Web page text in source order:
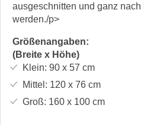
ausgeschnitten und ganz
werden./p>
Größenangaben:
(Breite x Höhe)
Klein: 90 x 57 cm
Mittel: 120 x 76cm
Groß: 160 x 100cm